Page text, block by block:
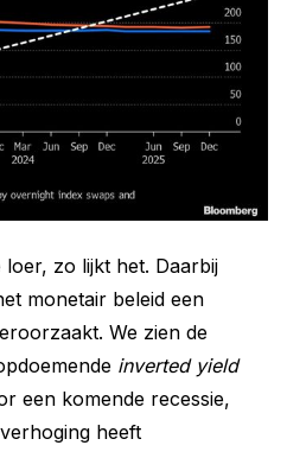
zo lijkt het. Daarbij
monetair beleid een
We zien de
inverted yield
een komende recessie,
heeft